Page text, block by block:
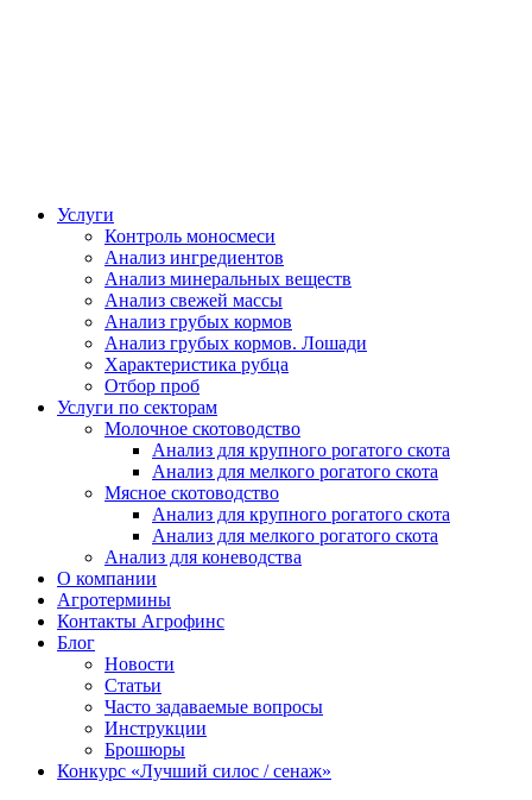
Услуги
Контроль моносмеси
Анализ ингредиентов
Анализ минеральных веществ
Анализ свежей массы
Анализ грубых кормов
Анализ грубых кормов. Лошади
Характеристика рубца
Отбор проб
Услуги по секторам
Молочное скотоводство
Анализ для крупного рогатого скота
Анализ для мелкого рогатого скота
Мясное скотоводство
Анализ для крупного рогатого скота
Анализ для мелкого рогатого скота
Анализ для коневодства
О компании
Агротермины
Контакты Агрофинс
Блог
Новости
Статьи
Часто задаваемые вопросы
Инструкции
Брошюры
Конкурс «Лучший силос / сенаж»